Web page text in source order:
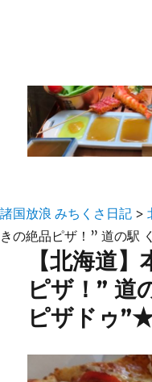
諸国放浪 みちくさ日記 >
きの絶品ピザ！” 道の
【北海道
ピザ！” 道
ピザドゥ